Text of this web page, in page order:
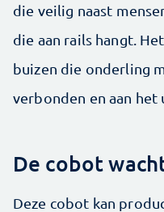
die veilig naast
die aan rails hangt.
buizen die onderling
verbonden en aan het
De cobot
Deze cobot kan